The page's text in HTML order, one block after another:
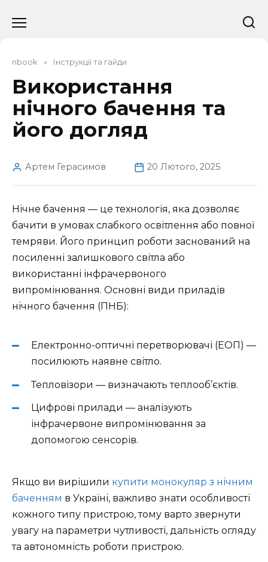
до
nbook » Інструкції та гайди
Використання
нічного бачення та
його догляд
Артем Герасимов 20 Лютого, 2025
Нічне бачення — це технологія, яка дозволяє
бачити в умовах слабкого освітлення або повної
темряви. Його принцип роботи заснований на
посиленні залишкового світла або
використанні інфрачервоного
випромінювання. Основні види приладів
нічного бачення (ПНБ):
Електронно-оптичні перетворювачі (ЕОП) —
посилюють наявне світло.
Тепловізори — визначають теплооб’єктів.
Цифрові прилади — аналізують
інфрачервоне випромінювання за
допомогою сенсорів.
Якщо ви вирішили купити монокуляр з нічним
баченням в Україні, важливо знати особливості
кожного типу пристрою, тому варто звернути
увагу на параметри чутливості, дальність огляду
та автономність роботи пристрою.